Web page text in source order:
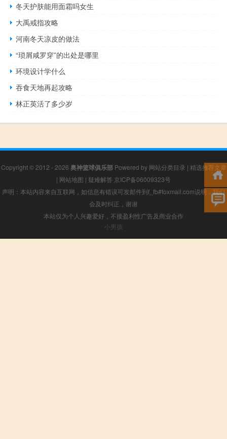
冬天护肤能用面霜吗女生
大禹戒指攻略
河南冬天凉皮的做法
“琐屑咸罗穿”的出处是哪里
环境设计学什么
吞食天地再起攻略
林正英活了多少岁
Copyright © 2012 - 2026 奥神篮球俱乐部Powered by 网站分类目录 | 精选推荐文章
| 网站地图 | 疑难解答 京ICP备06009323号
声明：本站内容来自互联网，如信息有错误可发邮件到f_fb#foxmail.com说明，我们
会及时纠正，谢谢
本站仅为个人兴趣爱好，不接盈利性广告及商业合作
小男孩